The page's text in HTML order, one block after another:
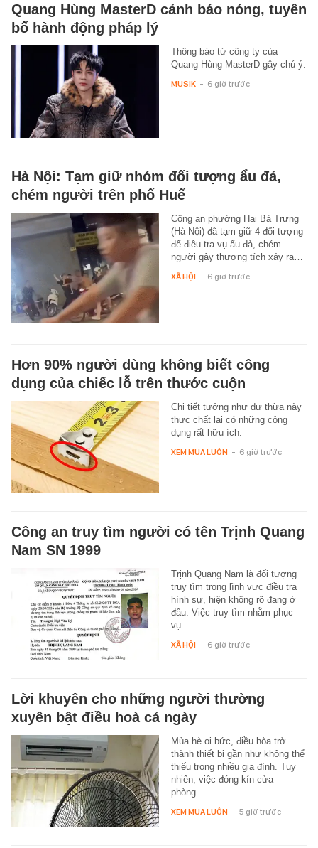
Quang Hùng MasterD cảnh báo nóng, tuyên
bố hành động pháp lý
Thông báo từ công ty của
Quang Hùng MasterD gây chú ý.
MUSIK - 6 giờ trước
Hà Nội: Tạm giữ nhóm đối tượng ẩu đả,
chém người trên phố Huế
Công an phường Hai Bà Trưng
(Hà Nội) đã tạm giữ 4 đối tượng
để điều tra vụ ẩu đả, chém
người gây thương tích xảy ra…
XÃ HỘI - 6 giờ trước
Hơn 90% người dùng không biết công
dụng của chiếc lỗ trên thước cuộn
Chi tiết tưởng như dư thừa này
thực chất lại có những công
dụng rất hữu ích.
XEM MUA LUÔN - 6 giờ trước
Công an truy tìm người có tên Trịnh Quang
Nam SN 1999
Trịnh Quang Nam là đối tượng
truy tìm trong lĩnh vực điều tra
hình sự, hiện không rõ đang ở
đâu. Việc truy tìm nhằm phục
vụ…
XÃ HỘI - 6 giờ trước
Lời khuyên cho những người thường
xuyên bật điều hoà cả ngày
Mùa hè oi bức, điều hòa trở
thành thiết bị gần như không thể
thiếu trong nhiều gia đình. Tuy
nhiên, việc đóng kín cửa
phòng…
XEM MUA LUÔN - 5 giờ trước